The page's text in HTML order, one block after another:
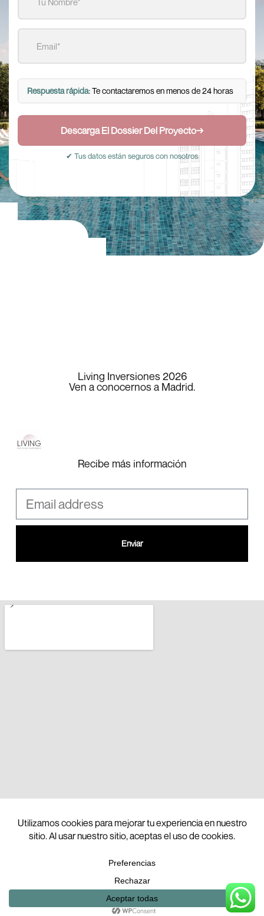
Respuesta rápida:Te contactaremos en menos de 24 horas
Descarga El Dossier Del Proyecto→
✔ Tus datos están seguros con nosotros
Living Inversiones 2026
Ven a conocernos a Madrid.
Recibe más información
Enviar
English(Inglés )